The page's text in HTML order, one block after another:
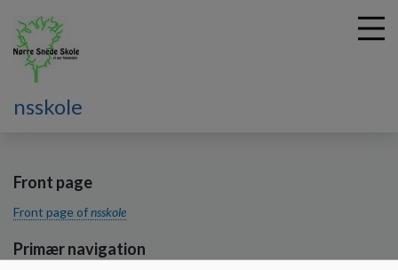
nsskole
Front page
Front page ofnsskole
Primær navigation